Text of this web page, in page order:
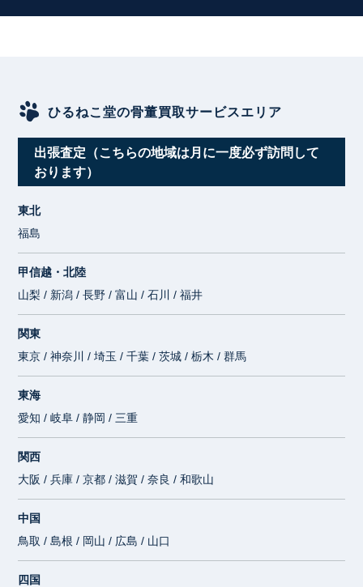
ひるねこ堂の骨董買取サービスエリア
出張査定（こちらの地域は月に一度必ず訪問して
おります）
東北
福島
甲信越・北陸
山梨 / 新潟 / 長野 / 富山 / 石川 / 福井
関東
東京 / 神奈川 / 埼玉 / 千葉 / 茨城 / 栃木 / 群馬
東海
愛知 / 岐阜 / 静岡 / 三重
関西
大阪 / 兵庫 / 京都 / 滋賀 / 奈良 / 和歌山
中国
鳥取 / 島根 / 岡山 / 広島 / 山口
四国